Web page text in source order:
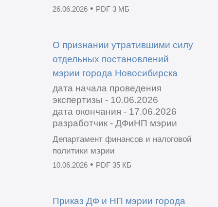
26.06.2026• PDF 3 МБ
О признании утратившими силу
отдельных постановлений
мэрии города Новосибирска
дата начала проведения
экспертизы - 10.06.2026
дата окончания - 17.06.2026
разработчик - ДФиНП мэрии
Департамент финансов и налоговой
политики мэрии
10.06.2026• PDF 35 КБ
Приказ ДФ и НП мэрии города